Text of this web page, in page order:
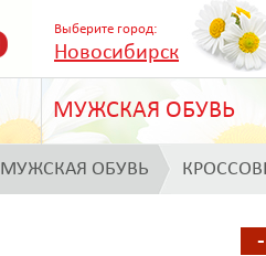
Выберите город:
Новосибирск
МУЖСКАЯ ОБУВЬ
МУЖСКАЯ ОБУВЬ